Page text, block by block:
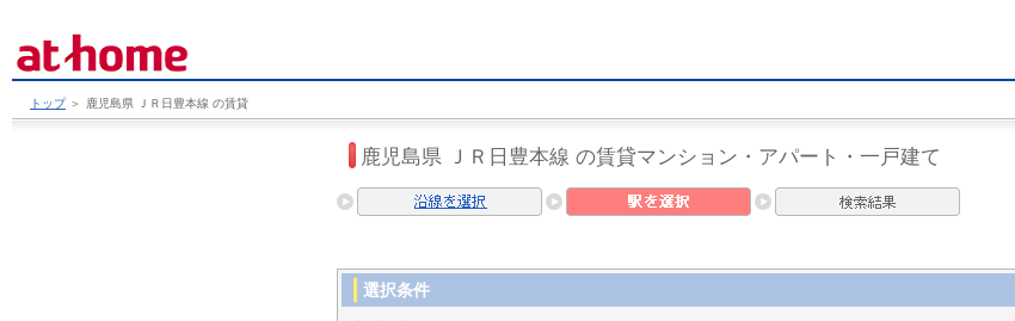
トップ ＞ 鹿児島県 ＪＲ日豊本線 の賃貸
鹿児島県 ＪＲ日豊本線 の賃貸マンション・アパート・一戸建て
選択条件